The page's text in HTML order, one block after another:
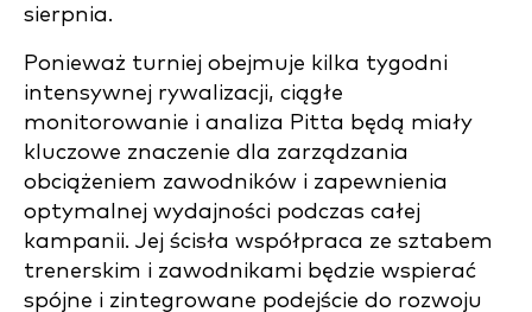
sierpnia.
Ponieważ turniej obejmuje kilka tygodni
intensywnej rywalizacji, ciągłe
monitorowanie i analiza Pitta będą miały
kluczowe znaczenie dla zarządzania
obciążeniem zawodników i zapewnienia
optymalnej wydajności podczas całej
kampanii. Jej ścisła współpraca ze sztabem
trenerskim i zawodnikami będzie wspierać
spójne i zintegrowane podejście do rozwoju